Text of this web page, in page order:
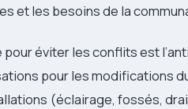
et les besoins de la
pour éviter les conflits est
pour les modifications
(éclairage, fossés,